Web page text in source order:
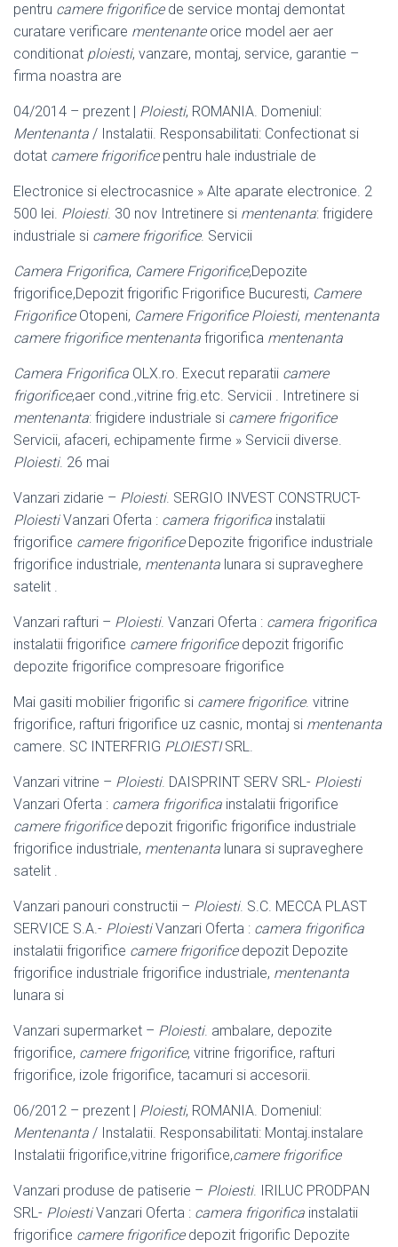
pentru camere frigorificede service montaj demontat
curatare verificare mentenanteorice model aer aer
conditionat ploiesti, vanzare, montaj, service, garantie –
firma noastra are
04/2014 – prezent | Ploiesti, ROMANIA. Domeniul:
Mentenanta / Instalatii. Responsabilitati: Confectionat si
dotat camere frigorificepentru hale industriale de
Electronice si electrocasnice » Alte aparate electronice. 2
500 lei. Ploiesti. 30 nov Intretinere si mentenanta: frigidere
industriale si camere frigorifice. Servicii
Camera Frigorifica, Camere Frigorifice,Depozite
frigorifice,Depozit frigorific Frigorifice Bucuresti, Camere
FrigorificeOtopeni, Camere Frigorifice Ploiesti, mentenanta
camere frigorifice mentenanta frigorifica mentenanta
Camera Frigorifica OLX.ro. Execut reparatii camere
frigorifice,aer cond.,vitrine frig.etc. Servicii . Intretinere si
mentenanta: frigidere industriale si camere frigorifice
Servicii, afaceri, echipamente firme » Servicii diverse.
Ploiesti. 26 mai
Vanzari zidarie – Ploiesti. SERGIO INVEST CONSTRUCT-
PloiestiVanzari Oferta : camera frigorifica instalatii
frigorifice camere frigorificeDepozite frigorifice industriale
frigorifice industriale, mentenanta lunara si supraveghere
satelit .
Vanzari rafturi – Ploiesti. Vanzari Oferta : camera frigorifica
instalatii frigorifice camere frigorificedepozit frigorific
depozite frigorifice compresoare frigorifice
Mai gasiti mobilier frigorific si camere frigorifice. vitrine
frigorifice, rafturi frigorifice uz casnic, montaj si mentenanta
camere. SC INTERFRIG PLOIESTISRL.
Vanzari vitrine – Ploiesti. DAISPRINT SERV SRL- Ploiesti
Vanzari Oferta : camera frigorifica instalatii frigorifice
camere frigorificedepozit frigorific frigorifice industriale
frigorifice industriale, mentenanta lunara si supraveghere
satelit .
Vanzari panouri constructii – Ploiesti. S.C. MECCA PLAST
SERVICE S.A.- PloiestiVanzari Oferta : camera frigorifica
instalatii frigorifice camere frigorificedepozit Depozite
frigorifice industriale frigorifice industriale, mentenanta
lunara si
Vanzari supermarket – Ploiesti. ambalare, depozite
frigorifice, camere frigorifice, vitrine frigorifice, rafturi
frigorifice, izole frigorifice, tacamuri si accesorii.
06/2012 – prezent | Ploiesti, ROMANIA. Domeniul:
Mentenanta / Instalatii. Responsabilitati: Montaj.instalare
Instalatii frigorifice,vitrine frigorifice,camere frigorifice
Vanzari produse de patiserie – Ploiesti. IRILUC PRODPAN
SRL- PloiestiVanzari Oferta : camera frigorifica instalatii
frigorifice camere frigorificedepozit frigorific Depozite